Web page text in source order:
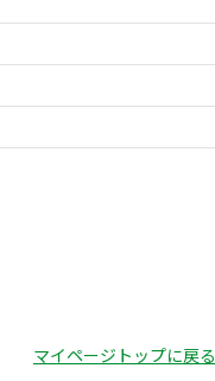
マイページトップに戻る